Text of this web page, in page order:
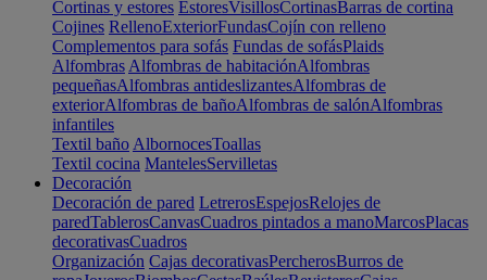
Cortinas y estores EstoresVisillosCortinasBarras de cortina
Cojines RellenoExteriorFundasCojín con relleno
Complementos para sofás Fundas de sofásPlaids
Alfombras Alfombras de habitaciónAlfombras
pequeñasAlfombras antideslizantesAlfombras de
exteriorAlfombras de bañoAlfombras de salónAlfombras
infantiles
Textil baño AlbornocesToallas
Textil cocina MantelesServilletas
Decoración
Decoración de pared LetrerosEspejosRelojes de
paredTablerosCanvasCuadros pintados a manoMarcosPlacas
decorativasCuadros
Organización Cajas decorativasPercherosBurros de